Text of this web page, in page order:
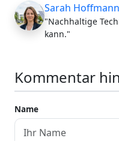
Sarah Hoffmann
"Nachhaltige
kann."
Kommentar
Name